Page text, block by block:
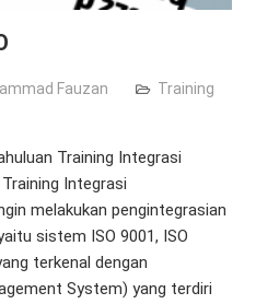
Fauzan
Training
Training Integrasi
Integrasi
melakukan pengintegrasian
sistem ISO 9001, ISO
terkenal dengan
System) yang terdiri